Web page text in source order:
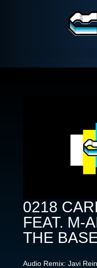
0218
FEAT. M-
THE
Audio Remix: Javi